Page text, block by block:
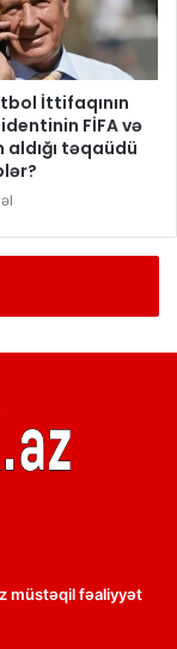
İttifaqının
FİFA və
aldığı təqaüdü
müstəqil fəaliyyət